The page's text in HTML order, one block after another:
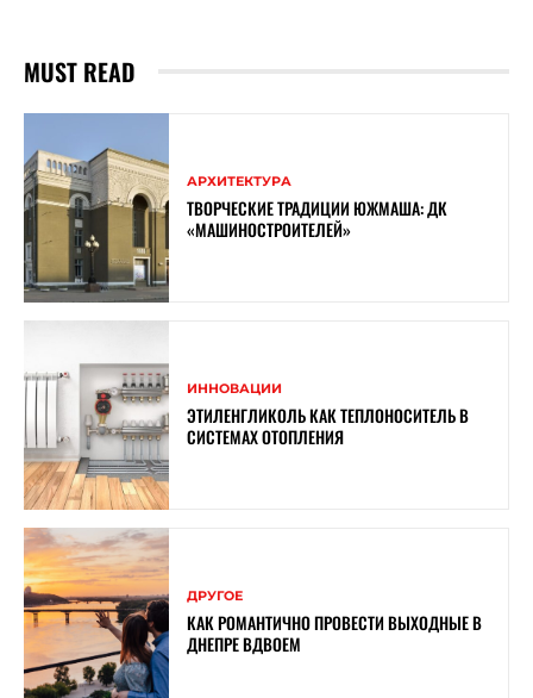
MUST READ
АРХИТЕКТУРА
ТВОРЧЕСКИЕ ТРАДИЦИИ ЮЖМАША: ДК
«МАШИНОСТРОИТЕЛЕЙ»
ИННОВАЦИИ
ЭТИЛЕНГЛИКОЛЬ КАК ТЕПЛОНОСИТЕЛЬ В
СИСТЕМАХ ОТОПЛЕНИЯ
ДРУГОЕ
КАК РОМАНТИЧНО ПРОВЕСТИ ВЫХОДНЫЕ В
ДНЕПРЕ ВДВОЕМ